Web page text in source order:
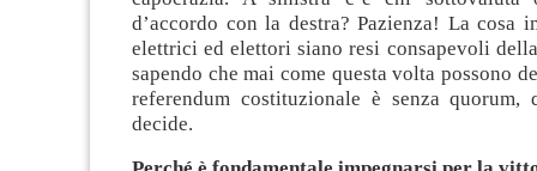
d’accordo con la destra? Pazienza! La cosa
elettrici ed elettori siano resi consapevoli
sapendo che mai come questa volta possono
referendum costituzionale è senza
decide.